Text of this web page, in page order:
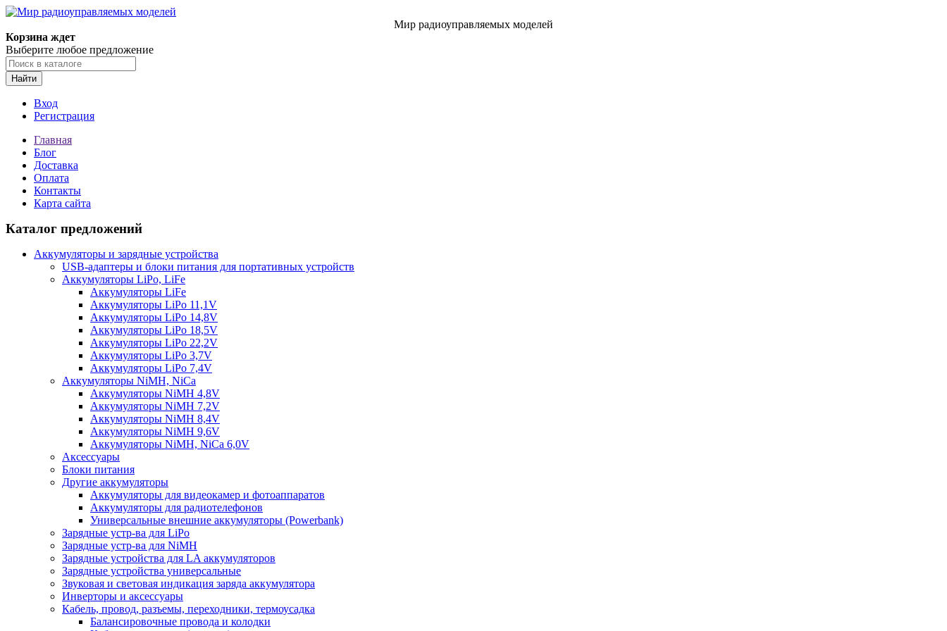
Мир радиоуправляемых моделей
Корзина ждет
Выберите любое предложение
Найти
Вход
Регистрация
Главная
Блог
Доставка
Оплата
Контакты
Карта сайта
Каталог предложений
Аккумуляторы и зарядные устройства
USB-адаптеры и блоки питания для портативных устройств
Аккумуляторы LiPo, LiFe
Аккумуляторы LiFe
Аккумуляторы LiPo 11,1V
Аккумуляторы LiPo 14,8V
Аккумуляторы LiPo 18,5V
Аккумуляторы LiPo 22,2V
Аккумуляторы LiPo 3,7V
Аккумуляторы LiPo 7,4V
Аккумуляторы NiMH, NiCa
Аккумуляторы NiMH 4,8V
Аккумуляторы NiMH 7,2V
Аккумуляторы NiMH 8,4V
Аккумуляторы NiMH 9,6V
Аккумуляторы NiMH, NiCa 6,0V
Аксессуары
Блоки питания
Другие аккумуляторы
Аккумуляторы для видеокамер и фотоаппаратов
Аккумуляторы для радиотелефонов
Универсальные внешние аккумуляторы (Powerbank)
Зарядные устр-ва для LiPo
Зарядные устр-ва для NiMH
Зарядные устройства для LA аккумуляторов
Зарядные устройства универсальные
Звуковая и световая индикация заряда аккумулятора
Инверторы и аксессуары
Кабель, провод, разъемы, переходники, термоусадка
Балансировочные провода и колодки